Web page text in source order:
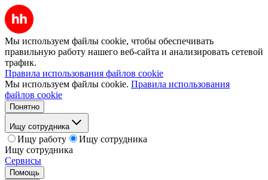
Мы используем файлы cookie, чтобы обеспечивать
правильную работу нашего веб-сайта и анализировать сетевой
трафик.
Правила использования файлов cookie
Мы используем файлы cookie. Правила использования
файлов cookie
Понятно
Ищу сотрудника
Ищу работу
Ищу сотрудника
Ищу сотрудника
Сервисы
Помощь